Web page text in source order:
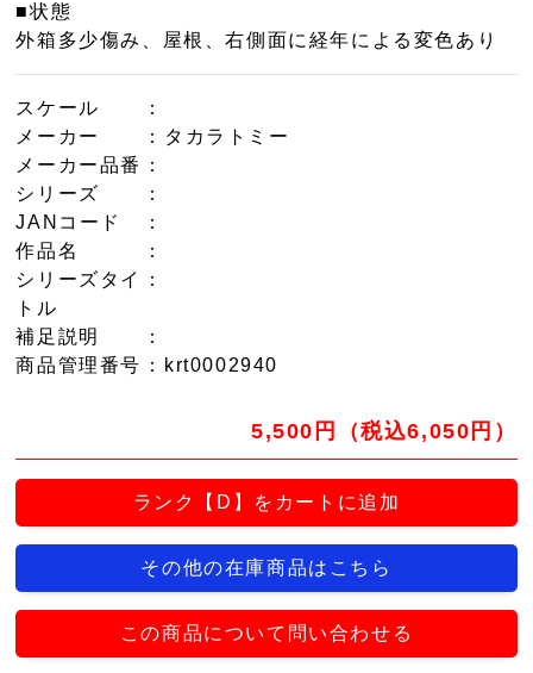
■状態
外箱多少傷み、屋根、右側面に経年による変色あり
スケール
：
メーカー
：タカラトミー
メーカー品番
：
シリーズ
：
JANコード
：
作品名
：
シリーズタイ
トル
：
補足説明
：
商品管理番号 ：krt0002940
5,500円（税込6,050円）
ランク【D】をカートに追加
その他の在庫商品はこちら
この商品について問い合わせる